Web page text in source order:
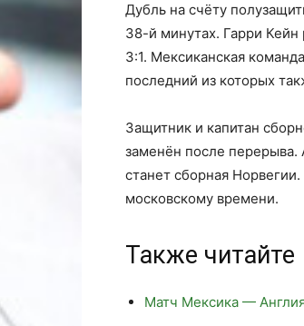
Дубль на счёту
38-й минутах. Гарри Кейн
3:1. Мексиканская
последний из которых
Защитник и капитан
заменён после перерыва.
станет сборная
московскому времени.
Также читайте
Матч Мексика —